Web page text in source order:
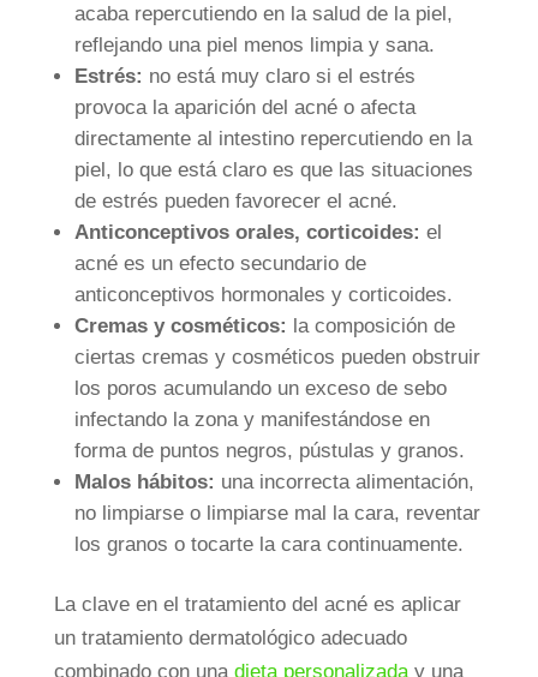
acaba repercutiendo en la salud de la piel,
reflejando una piel menos limpia y sana.
Estrés: no está muy claro si el estrés
provoca la aparición del acné o afecta
directamente al intestino repercutiendo en la
piel, lo que está claro es que las situaciones
de estrés pueden favorecer el acné.
Anticonceptivos orales, corticoides: el
acné es un efecto secundario de
anticonceptivos hormonales y corticoides.
Cremas y cosméticos: la composición de
ciertas cremas y cosméticos pueden obstruir
los poros acumulando un exceso de sebo
infectando la zona y manifestándose en
forma de puntos negros, pústulas y granos.
Malos hábitos: una incorrecta alimentación,
no limpiarse o limpiarse mal la cara, reventar
los granos o tocarte la cara continuamente.
La clave en el tratamiento del acné es aplicar
un tratamiento dermatológico adecuado
combinado con una dieta personalizaday una